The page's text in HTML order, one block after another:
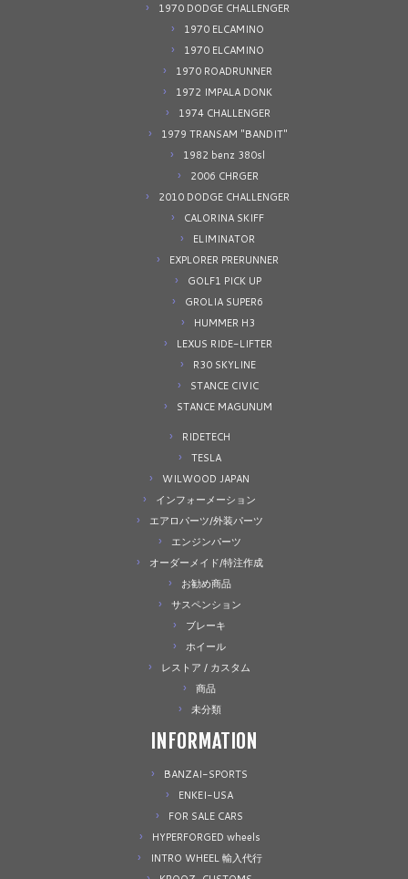
1970 DODGE CHALLENGER
1970 ELCAMINO
1970 ELCAMINO
1970 ROADRUNNER
1972 IMPALA DONK
1974 CHALLENGER
1979 TRANSAM "BANDIT"
1982 benz 380sl
2006 CHRGER
2010 DODGE CHALLENGER
CALORINA SKIFF
ELIMINATOR
EXPLORER PRERUNNER
GOLF1 PICK UP
GROLIA SUPER6
HUMMER H3
LEXUS RIDE-LIFTER
R30 SKYLINE
STANCE CIVIC
STANCE MAGUNUM
RIDETECH
TESLA
WILWOOD JAPAN
インフォーメーション
エアロパーツ/外装パーツ
エンジンパーツ
オーダーメイド/特注作成
お勧め商品
サスペンション
ブレーキ
ホイール
レストア / カスタム
商品
未分類
INFORMATION
BANZAI-SPORTS
ENKEI-USA
FOR SALE CARS
HYPERFORGED wheels
INTRO WHEEL 輸入代行